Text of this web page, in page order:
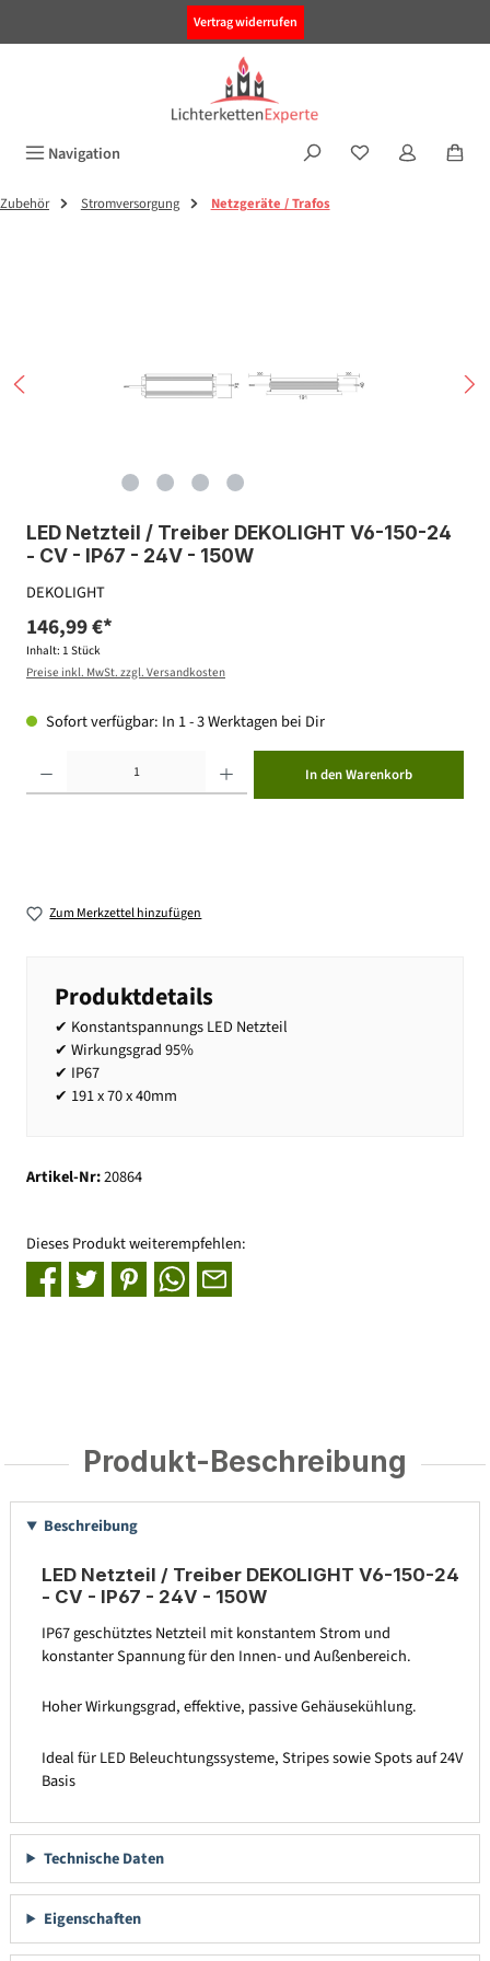
Vertrag widerrufen
Navigation
Zubehör Stromversorgung Netzgeräte / Trafos
LED Netzteil / Treiber DEKOLIGHT V6-150-24
- CV - IP67 - 24V - 150W
DEKOLIGHT
146,99 €*
Inhalt: 1 Stück
Preise inkl. MwSt. zzgl. Versandkosten
Sofort verfügbar: In 1 - 3 Werktagen bei Dir
In den Warenkorb
Zum Merkzettel hinzufügen
Produktdetails
✔ Konstantspannungs LED Netzteil
✔ Wirkungsgrad 95%
✔ IP67
✔ 191 x 70 x 40mm
Artikel-Nr:20864
Dieses Produkt weiterempfehlen:
Produkt-Beschreibung
Beschreibung
LED Netzteil / Treiber DEKOLIGHT V6-150-24
- CV - IP67 - 24V - 150W
IP67 geschütztes Netzteil mit konstantem Strom und
konstanter Spannung für den Innen- und Außenbereich.
Hoher Wirkungsgrad, effektive, passive Gehäusekühlung.
Ideal für LED Beleuchtungssysteme, Stripes sowie Spots auf 24V
Basis
Technische Daten
Eigenschaften